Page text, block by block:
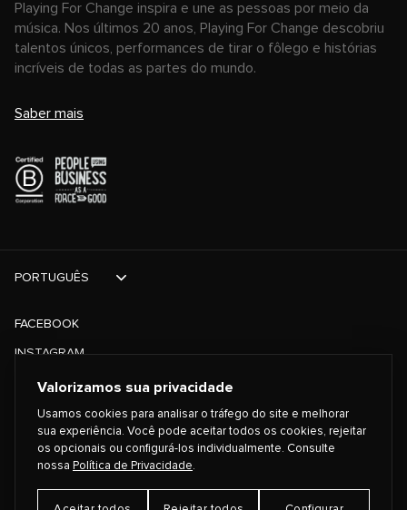
Playing For Change inspira e une as pessoas por meio da
música. Nos últimos 20 anos, Playing For Change descobriu
talentos únicos, performances de tirar o fôlego e histórias
incríveis de todas as partes do mundo.
Saber mais
©2026 PLAYING FOR CHANGE
FACEBOOK
INSTAGRAM
TIKTOK
TWITTER
PORTUGUÊS
Valorizamos sua privacidade
Usamos cookies para analisar o tráfego do site e melhorar
sua experiência. Você pode aceitar todos os cookies, rejeitar
os opcionais ou configurá-los individualmente. Consulte
nossa Política de Privacidade.